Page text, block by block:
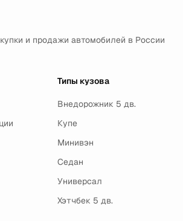
и продажи автомобилей в России
Типы кузова
Внедорожник 5 дв.
Купе
Минивэн
Седан
Универсал
Хэтчбек 5 дв.